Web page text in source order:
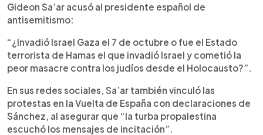
Gideon Sa’ar acusó al presidente español de
antisemitismo:
“¿Invadió Israel Gaza el 7 de octubre o fue el Estado
terrorista de Hamas el que invadió Israel y cometió la
peor masacre contra los judíos desde el Holocausto?”.
En sus redes sociales, Sa’ar también vinculó las
protestas en la Vuelta de España con declaraciones de
Sánchez, al asegurar que “la turba propalestina
escuchó los mensajes de incitación”.